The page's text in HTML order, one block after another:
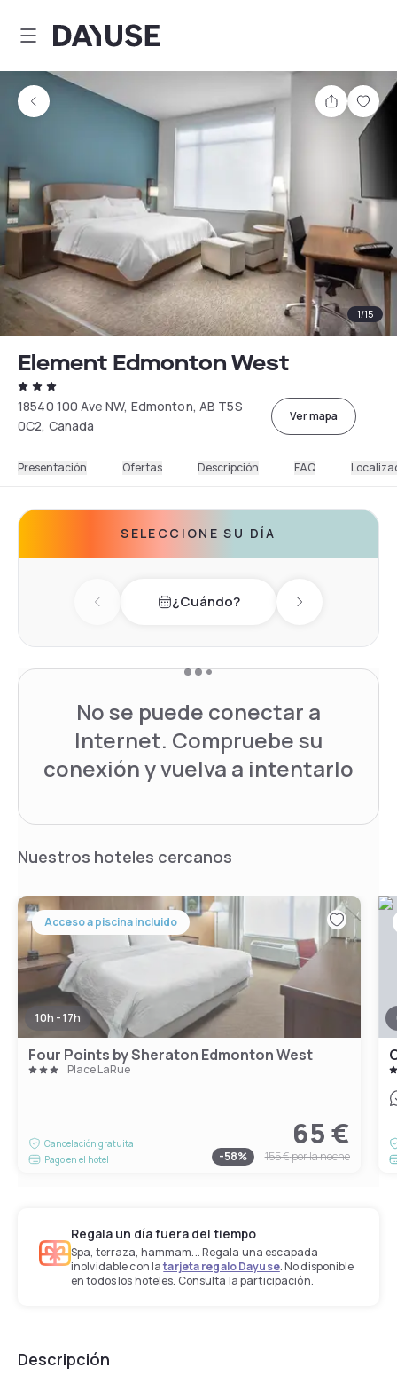
Dayuse
1/15
Element Edmonton West
18540 100 Ave NW, Edmonton, AB T5S
0C2, Canada
Ver mapa
Presentación Ofertas Descripción FAQ
SELECCIONE SU DÍA
Previous day¿Cuándo? Next day
No se puede conectar a
Internet. Compruebe su
conexión y vuelva a intentarlo
Nuestros hoteles cercanos
Acceso a piscina incluido
10h - 17h
Four Points by Sheraton Edmonton West
Place LaRue
Cancelación gratuita
Pago en el hotel
65 €
-58% 155 €por la noche
Regala un día fuera del tiempo
Spa, terraza, hammam... Regala una escapada
inolvidable con latarjeta regalo Dayuse. No disponible
en todos los hoteles. Consulta la participación.
Descripción